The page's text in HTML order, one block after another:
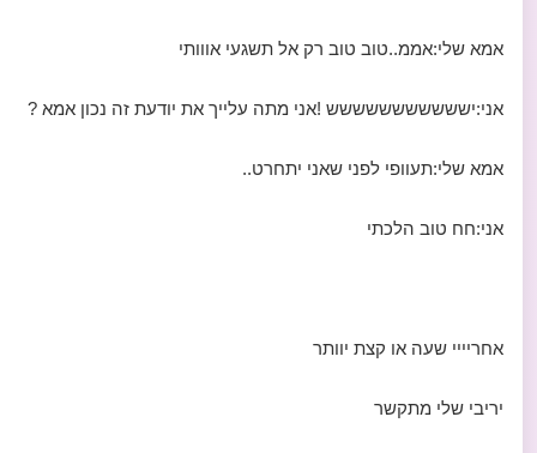
אמא שלי:אממ..טוב טוב רק אל תשגעי אווותי
אני:יששששששששששש !אני מתה עלייך את יודעת זה נכון אמא ?
אמא שלי:תעוופי לפני שאני יתחרט..
אני:חח טוב הלכתי
אחריייי שעה או קצת יוותר
יריבי שלי מתקשר